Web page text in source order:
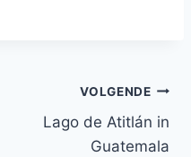
VOLGENDE
Lago de Atitlán in
Guatemala